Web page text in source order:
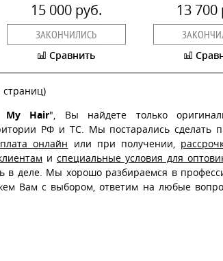
15 000 руб.
ЗАКОНЧИЛИСЬ
Сравнить
13 700
страниц)
Hair", Вы найдете только
РФ и ТС. Мы постарались сделать
онлайн или при получении,
и специальные условия для
в деле. Мы хорошо разбираемся в
Вам с выбором, ответим на любые